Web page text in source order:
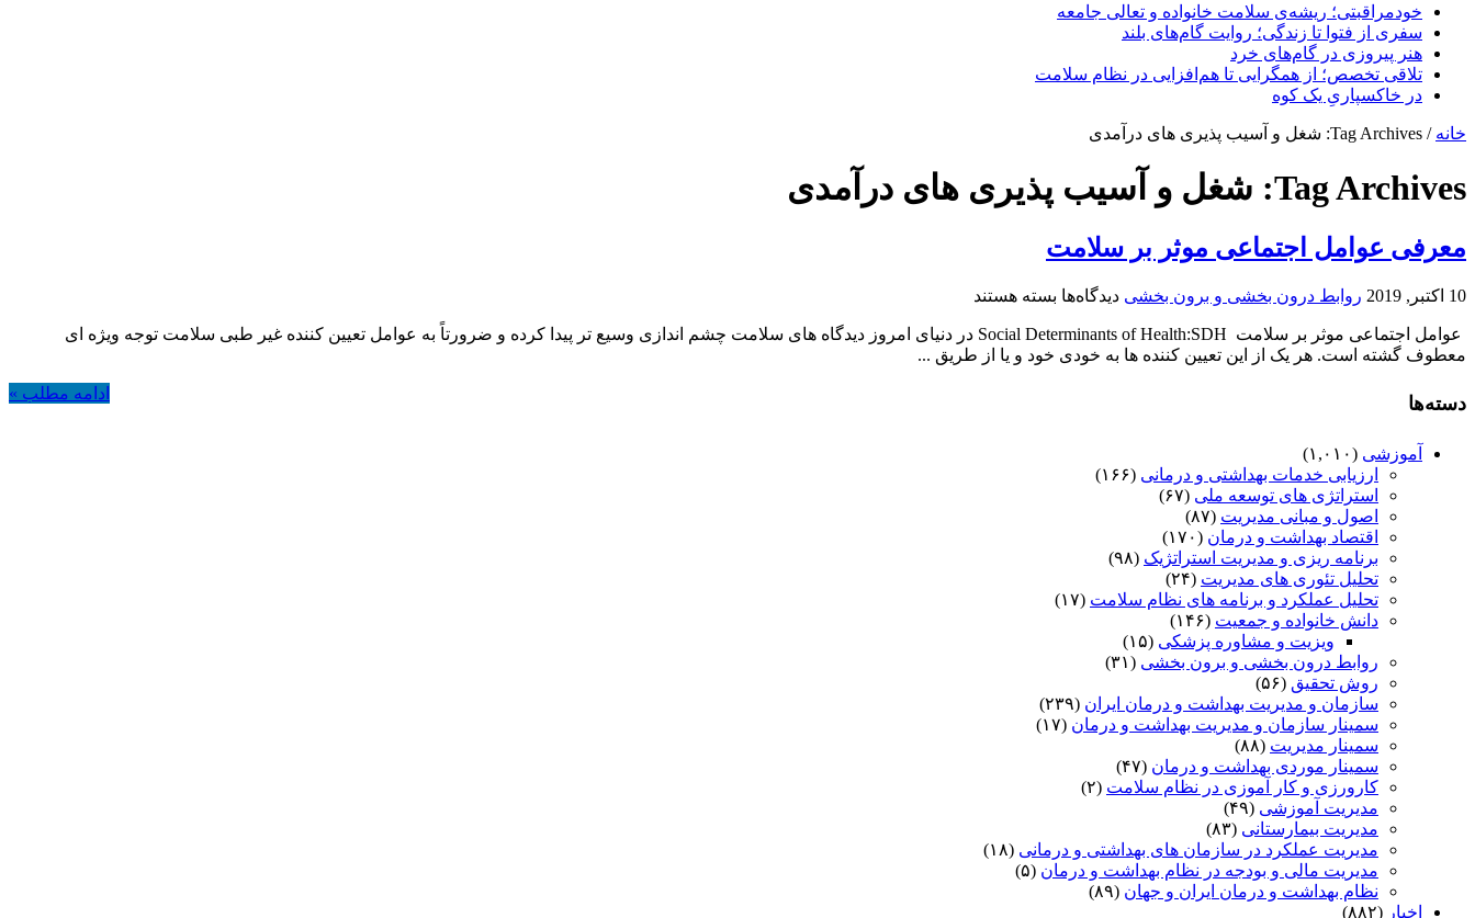
خودمراقبتی؛ ریشه‌ی سلامت خانواده و تعالی جامعه
سفری از فتوا تا زندگی؛ روایت گام‌های بلند
هنر پیروزی در گام‌های خرد
تلاقی تخصص؛ از همگرایی تا هم‌افزایی در نظام سلامت
در خاکسپاریِ یک کوه
خانه / Tag Archives: شغل و آسیب پذیری های درآمدی
Tag Archives: شغل و آسیب پذیری های درآمدی
معرفی عوامل اجتماعی موثر بر سلامت
10 اکتبر, 2019 روابط درون بخشی و برون بخشی دیدگاه‌ها برای
عوامل
اجتماعی
بسته هستند
عوامل اجتماعی موثر بر سلامت Social Determinants of Health:SDH در دنیای امروز دیدگاه های سلامت چشم اندازی وسیع تر پیدا کرده و ضرورتاً به عوامل تعیین کننده غیر طبی سلامت توجه ویژه ای
معطوف گشته است. هر یک از این تعیین کننده ها به خودی خود و یا از طریق ...
ادامه مطلب » دسته‌ها
آموزشی (۱,۰۱۰)
ارزیابی خدمات بهداشتی و درمانی (۱۶۶)
استراتژی های توسعه ملی (۶۷)
اصول و مبانی مدیریت (۸۷)
اقتصاد بهداشت و درمان (۱۷۰)
برنامه ریزی و مدیریت استراتژیک (۹۸)
تحلیل تئوری های مدیریت (۲۴)
تحلیل عملکرد و برنامه های نظام سلامت (۱۷)
دانش خانواده و جمعیت (۱۴۶)
ویزیت و مشاوره پزشکی (۱۵)
روابط درون بخشی و برون بخشی (۳۱)
روش تحقیق (۵۶)
سازمان و مدیریت بهداشت و درمان ایران (۲۳۹)
سمینار سازمان و مدیریت بهداشت و درمان (۱۷)
سمینار مدیریت (۸۸)
سمینار موردی بهداشت و درمان (۴۷)
کارورزی و کار آموزی در نظام سلامت (۲)
مدیریت آموزشی (۴۹)
مدیریت بیمارستانی (۸۳)
مدیریت عملکرد در سازمان های بهداشتی و درمانی (۱۸)
مدیریت مالی و بودجه در نظام بهداشت و درمان (۵)
نظام بهداشت و درمان ایران و جهان (۸۹)
اخبار (۸۸۲)